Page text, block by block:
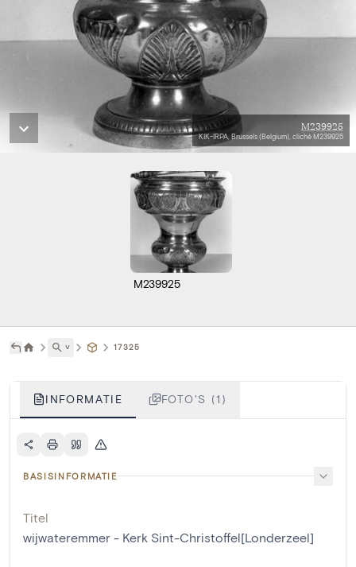
M239925
KIK-IRPA, Brussels (Belgium), cliché M239925
M239925
˅ 17325
INFORMATIE FOTO'S (1)
BASISINFORMATIE
Titel
wijwateremmer - Kerk Sint-Christoffel[Londerzeel]